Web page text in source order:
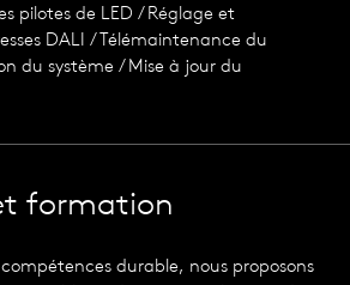
pilotes de LED / Réglage et
DALI / Télémaintenance du
du système / Mise à jour du
formation
durable, nous proposons